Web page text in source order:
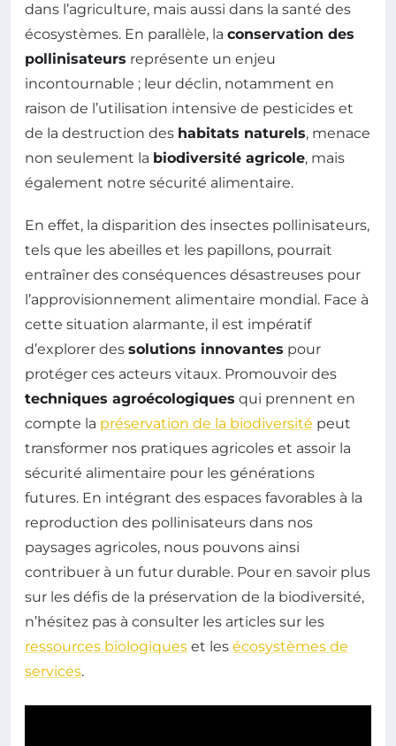
dans l’agriculture, mais aussi dans la santé des
écosystèmes. En parallèle, la conservation des
pollinisateurs représente un enjeu
incontournable ; leur déclin, notamment en
raison de l’utilisation intensive de pesticides et
de la destruction des habitats naturels, menace
non seulement la biodiversité agricole, mais
également notre sécurité alimentaire.
En effet, la disparition des insectes pollinisateurs,
tels que les abeilles et les papillons, pourrait
entraîner des conséquences désastreuses pour
l’approvisionnement alimentaire mondial. Face à
cette situation alarmante, il est impératif
d’explorer des solutions innovantes pour
protéger ces acteurs vitaux. Promouvoir des
techniques agroécologiques qui prennent en
compte la préservation de la biodiversité peut
transformer nos pratiques agricoles et assoir la
sécurité alimentaire pour les générations
futures. En intégrant des espaces favorables à la
reproduction des pollinisateurs dans nos
paysages agricoles, nous pouvons ainsi
contribuer à un futur durable. Pour en savoir plus
sur les défis de la préservation de la biodiversité,
n’hésitez pas à consulter les articles sur les
ressources biologiques et les écosystèmes de
services.